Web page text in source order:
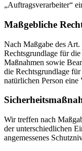
„Auftragsverarbeiter“
Maßgebliche
Nach Maßgabe des
Rechtsgrundlage für
Maßnahmen sowie
die Rechtsgrundlage
natürlichen Person
Wir treffen nach
der unterschiedlichen
angemessenes